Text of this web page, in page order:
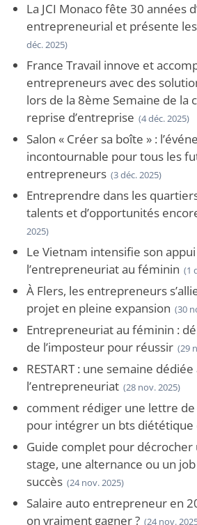
La JCI Monaco fête 30 années
entrepreneurial et présente
déc. 2025)
France Travail innove et
entrepreneurs avec des
lors de la 8ème Semaine de la
reprise d’entreprise (4 déc. 2025)
Salon « Créer sa boîte » :
incontournable pour tous les
entrepreneurs (3 déc. 2025)
Entreprendre dans les
talents et d’opportunités
2025)
Le Vietnam intensifie son
l’entrepreneuriat au féminin (1
À Flers, les entrepreneurs
projet en pleine expansion (30
Entrepreneuriat au féminin :
de l’imposteur pour réussir (29
RESTART : une semaine
l’entrepreneuriat (28 nov. 2025)
comment rédiger une lettre
pour intégrer un bts diététique
Guide complet pour décrocher
stage, une alternance ou un
succès (24 nov. 2025)
Salaire auto entrepreneur en
on vraiment gagner ? (24 nov.